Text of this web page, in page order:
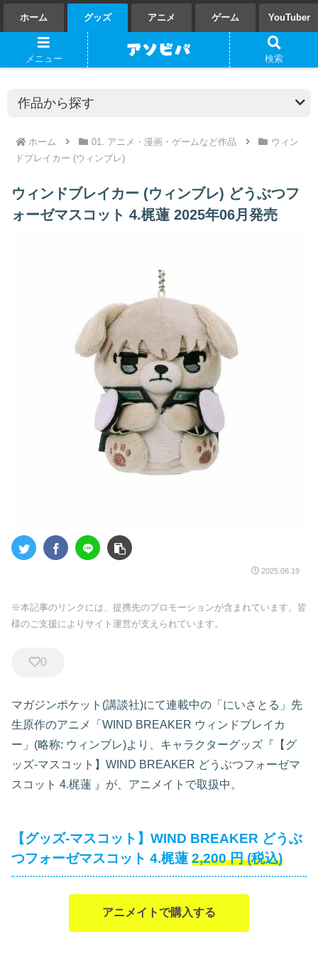
ホーム グッズ アニメ ゲーム YouTuber
ホーム 01. アニメ・漫画・ゲームなど作品
ウィン
ドブレイカー (ウィンブレ)
ウィンドブレイカー (ウィンブレ) どうぶつフ
ォーゼマスコット 4.梶蓮 2025年06月発売
2025.06.19
※本記事のリンクには、提携先のプロモーションが含まれています。皆
様のご支援によりサイト運営が支えられています。
0
マガジンポケット(講談社)にて連載中の「にいさとる」先
生原作のアニメ「WIND BREAKER ウィンドブレイカ
ー」(略称: ウィンブレ)より、キャラクターグッズ『【グ
ッズ-マスコット】WIND BREAKER どうぶつフォーゼマ
スコット 4.梶蓮 』が、アニメイトで取扱中。
【グッズ-マスコット】WIND BREAKER どうぶ
つフォーゼマスコット 4.梶蓮 2,200 円 (税込)
アニメイトで購入する
メニュー 検索